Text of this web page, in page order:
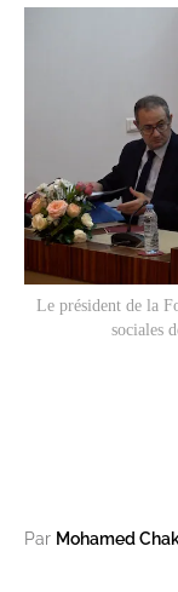
Le président de la
sociales
Par Mohamed